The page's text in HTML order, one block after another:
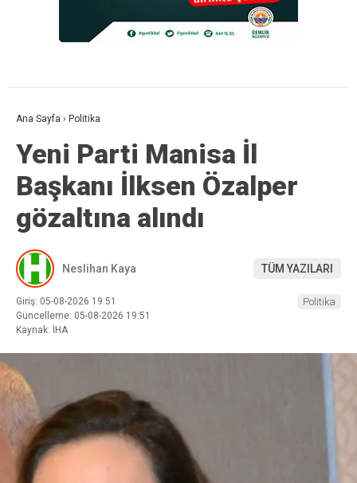
Ana Sayfa › Politika
Yeni Parti Manisa İl
Başkanı İlksen Özalper
gözaltına alındı
Neslihan Kaya TÜM YAZILARI
Giriş: 05-08-2026 19:51
Güncelleme: 05-08-2026 19:51
Kaynak: İHA
Politika